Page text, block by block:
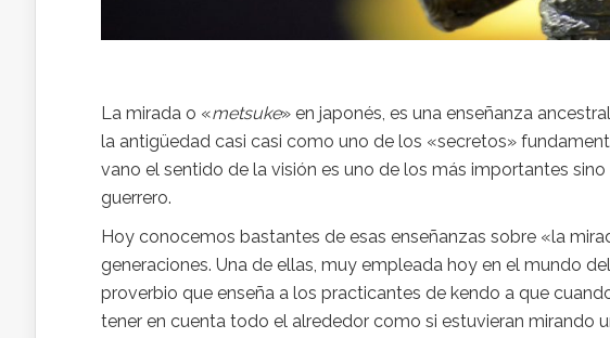
La mirada o «metsuke» en japonés, es una enseñanza
la antigüedad casi casi como uno de los «secretos»
vano el sentido de la visión es uno de los más importantes
guerrero.
Hoy conocemos bastantes de esas enseñanzas sobre «la
generaciones. Una de ellas, muy empleada hoy en el mundo
proverbio que enseña a los practicantes de kendo a que
tener en cuenta todo el alrededor como si estuvieran mirando